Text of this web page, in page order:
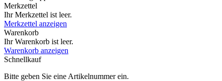
Merkzettel
Ihr Merkzettel ist leer.
Merkzettel anzeigen
Warenkorb
Ihr Warenkorb ist leer.
Warenkorb anzeigen
Schnellkauf
Bitte geben Sie eine Artikelnummer ein.